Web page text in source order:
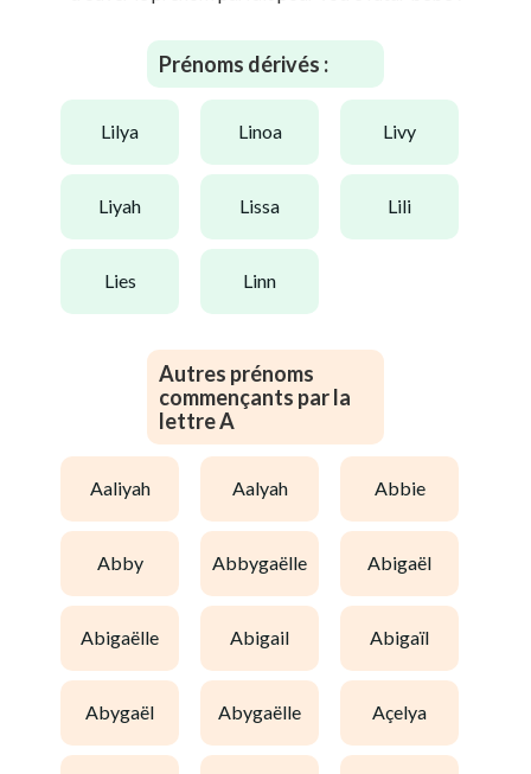
Prénoms dérivés :
lilya linoa livy
liyah lissa lili
lies linn
Autres prénoms
commençants par la
lettre A
aaliyah aalyah abbie
abby abbygaëlle abigaël
abigaëlle abigail abigaïl
abygaël abygaëlle açelya